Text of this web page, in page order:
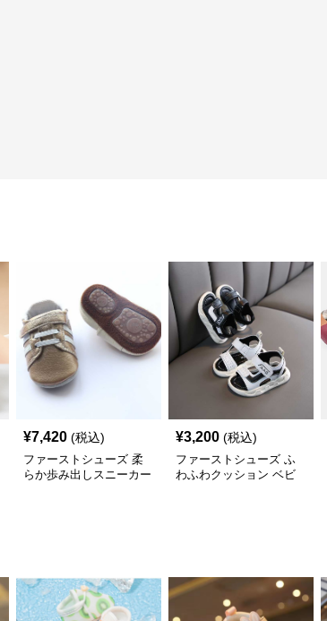
¥7,420 (税込)
ファーストシューズ 柔
らか歩み出しスニーカー
¥3,200 (税込)
ファーストシューズ ふ
わふわクッション ベビ